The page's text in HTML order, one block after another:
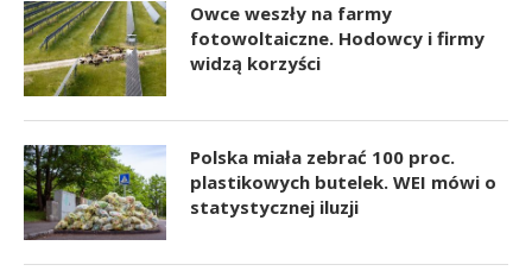
Owce weszły na farmy
fotowoltaiczne. Hodowcy i firmy
widzą korzyści
Polska miała zebrać 100 proc.
plastikowych butelek. WEI mówi o
statystycznej iluzji